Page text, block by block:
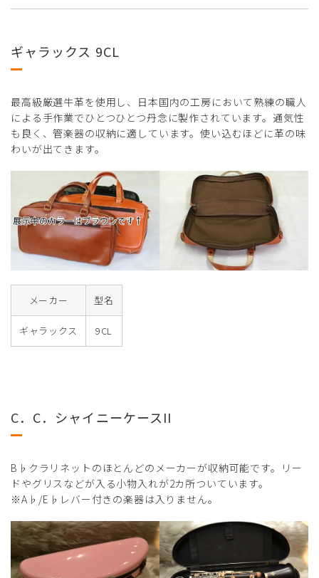
ギャラックス 9CL
最高級厳選牛革を使用し、日本国内の工房において熟練の職人
による手作業でひとつひとつ丹念に製作されています。通気性
も良く、管楽器の収納に適しています。使い込むほどに革の味
わいが出てきます。
メーカー 型名
ギャラックス 9CL
C．C．シャイニーケースII
B♭クラリネットのほとんどのメーカーが収納可能です。リー
ドやグリスなどが入る小物入れが2カ所ついています。
※A♭/E♭レバー付きの楽器は入りません。